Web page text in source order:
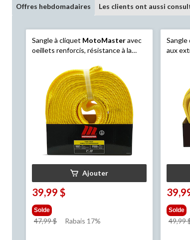
Offres hebdomadaires Les clients ont aussi
Sangle à cliquet MotoMasteravec
oeillets renforcis, résistance à la
Ajouter
39,99 $
Solde
47,99 $
prixRabais 17%
aux
Solde
49,99